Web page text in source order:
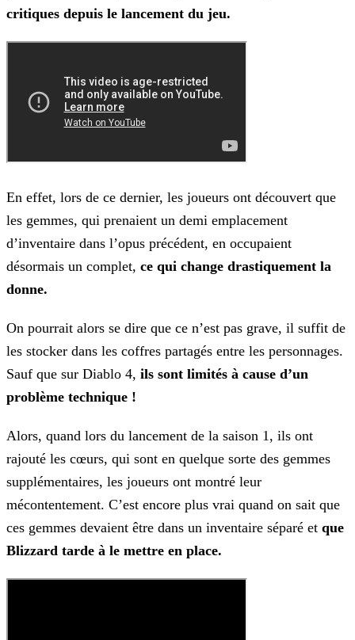
critiques depuis le lancement du jeu.
En effet, lors de ce dernier, les joueurs ont découvert que
les gemmes, qui prenaient un demi emplacement
d’inventaire dans l’opus précédent, en occupaient
désormais un complet, ce qui change drastiquement la
donne.
On pourrait alors se dire que ce n’est pas grave, il suffit de
les stocker dans les coffres partagés entre les personnages.
Sauf que sur Diablo 4, ils sont limités à cause d’un
problème technique !
Alors, quand lors du lancement de la saison 1, ils ont
rajouté les cœurs, qui sont en quelque sorte des gemmes
supplémentaires, les joueurs ont montré leur
mécontentement. C’est encore plus vrai quand on sait que
ces gemmes devaient être dans un inventaire séparé et que
Blizzard tarde à le mettre en place.